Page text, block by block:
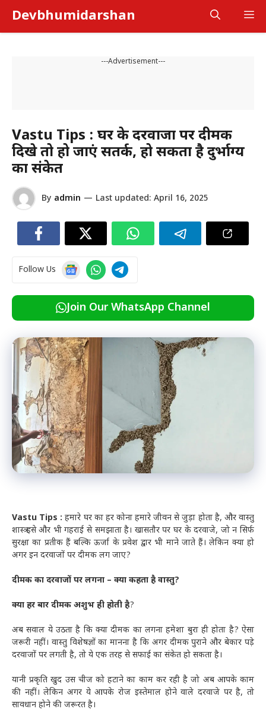
content
Devbhumidarshan
---Advertisement---
Vastu Tips : घर के दरवाजों पर दीमक
दिखे तो हो जाएं सतर्क, हो सकता है दुर्भाग्य
का संकेत
By admin — Last updated: April 16, 2025
Follow Us
Join Our WhatsApp Channel
Vastu Tips : हमारे घर का हर कोना हमारे जीवन से जुड़ा होता है, और वास्तु
शास्त्र इसे और भी गहराई से समझाता है। खासतौर पर घर के दरवाजे, जो न सिर्फ
सुरक्षा का प्रतीक हैं बल्कि ऊर्जा के प्रवेश द्वार भी माने जाते हैं। लेकिन क्या हो
अगर इन दरवाजों पर दीमक लग जाए?
दीमक का दरवाजों पर लगना – क्या कहता है वास्तु?
क्या हर बार दीमक अशुभ ही होती है?
अब सवाल ये उठता है कि क्या दीमक का लगना हमेशा बुरा ही होता है? ऐसा
जरूरी नहीं। वास्तु विशेषज्ञों का मानना है कि अगर दीमक पुराने और बेकार पड़े
दरवाजों पर लगती है, तो ये एक तरह से सफाई का संकेत हो सकता है।
यानी प्रकृति खुद उस चीज को हटाने का काम कर रही है जो अब आपके काम
की नहीं। लेकिन अगर ये आपके रोज इस्तेमाल होने वाले दरवाजे पर है, तो
सावधान होने की जरूरत है।